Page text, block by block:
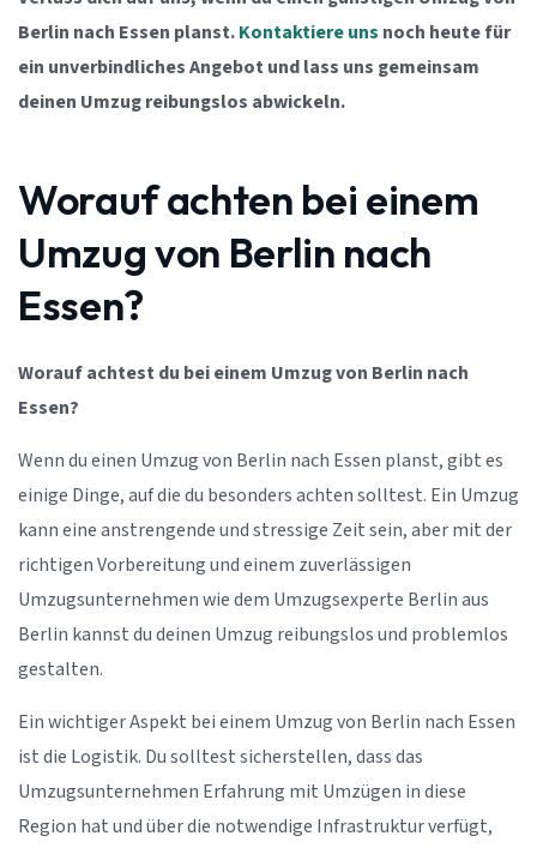
Berlin nach Essen planst.Kontaktiere uns noch heute für
ein unverbindliches Angebot und lass uns gemeinsam
deinen Umzug reibungslos abwickeln.
Worauf achten bei einem
Umzug von Berlin nach
Essen?
Worauf achtest du bei einem Umzug von Berlin nach
Essen?
Wenn du einen Umzug von Berlin nach Essen planst, gibt es
einige Dinge, auf die du besonders achten solltest. Ein Umzug
kann eine anstrengende und stressige Zeit sein, aber mit der
richtigen Vorbereitung und einem zuverlässigen
Umzugsunternehmen wie dem Umzugsexperte Berlin aus
Berlin kannst du deinen Umzug reibungslos und problemlos
gestalten.
Ein wichtiger Aspekt bei einem Umzug von Berlin nach Essen
ist die Logistik. Du solltest sicherstellen, dass das
Umzugsunternehmen Erfahrung mit Umzügen in diese
Region hat und über die notwendige Infrastruktur verfügt,